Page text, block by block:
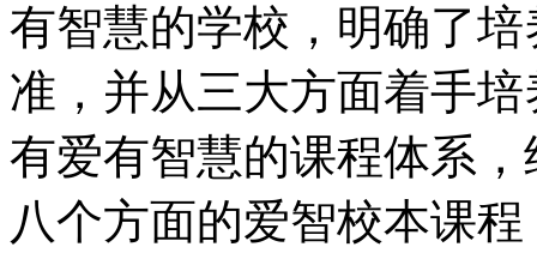
有智慧的学校，明确了
准，并从三大方面着手
有爱有智慧的课程体系
八个方面的爱智校本课